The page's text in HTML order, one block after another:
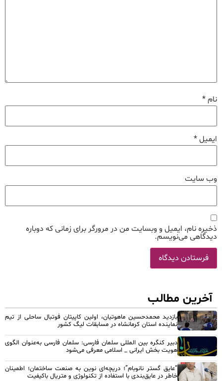
نام*
ایمیل*
وب‌ سایت
ذخیره نام، ایمیل و وبسایت من در مرورگر برای زمانی که دوباره
دیدگاهی می‌نویسم.
آخرین مطالب
بازدید محمدحسین ماهوتیان، اولین کاپیتان فوتبال ساحلی از تیم
نماینده استان کرمانشاه در مسابقات لیگ کشور
دبیر کنگره بین المللی سلمان فارسی: سلمان فارسی به‌عنوان الگوی
هویت بخش ایرانی _ اسلامی معرفی می‌شود
“عایق گستر نانوبام”؛ دریچه‌ای نوین به صنعت ساختمان؛ اطمینان
خاطر در عایق‌بندی با استفاده از تکنولوژی و متریال باکیفیت